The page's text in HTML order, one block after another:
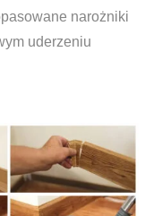
narożniki
uderzeniu